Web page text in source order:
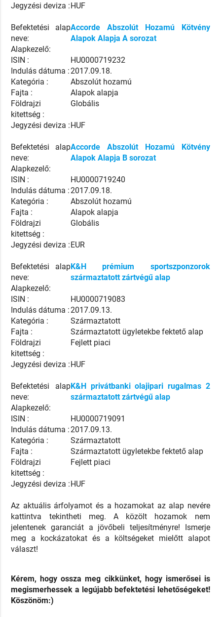
Jegyzési deviza :HUF
Befektetési alap
neve:
Accorde Abszolút Hozamú Kötvény
Alapok Alapja A sorozat
Alapkezelő:
ISIN :
HU0000719232
Indulás dátuma :2017.09.18.
Kategória :
Abszolút hozamú
Fajta :
Alapok alapja
Földrajzi
kitettség :
Globális
Jegyzési deviza :HUF
Befektetési alap
neve:
Accorde Abszolút Hozamú Kötvény
Alapok Alapja B sorozat
Alapkezelő:
ISIN :
HU0000719240
Indulás dátuma :2017.09.18.
Kategória :
Abszolút hozamú
Fajta :
Alapok alapja
Földrajzi
kitettség :
Globális
Jegyzési deviza :EUR
Befektetési alap
neve:
K&H prémium sportszponzorok
származtatott zártvégű alap
Alapkezelő:
ISIN :
HU0000719083
Indulás dátuma :2017.09.13.
Kategória :
Származtatott
Fajta :
Származtatott ügyletekbe fektető alap
Földrajzi
kitettség :
Fejlett piaci
Jegyzési deviza :HUF
Befektetési alap
neve:
K&H privátbanki olajipari rugalmas 2
származtatott zártvégű alap
Alapkezelő:
ISIN :
HU0000719091
Indulás dátuma :2017.09.13.
Kategória :
Származtatott
Fajta :
Származtatott ügyletekbe fektető alap
Földrajzi
kitettség :
Fejlett piaci
Jegyzési deviza :HUF
Az aktuális árfolyamot és a hozamokat az alap nevére
kattintva tekintheti meg. A közölt hozamok nem
jelentenek garanciát a jövőbeli teljesítményre! Ismerje
meg a kockázatokat és a költségeket mielőtt alapot
választ!
Kérem, hogy ossza meg cikkünket, hogy ismerősei is
megismerhessek a legújabb befektetési lehetőségeket!
Köszönöm:)